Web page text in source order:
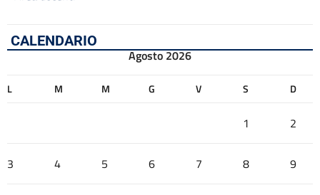
CALENDARIO
Agosto 2026
L M M G V S D
1 2
3 4 5 6 7 8 9